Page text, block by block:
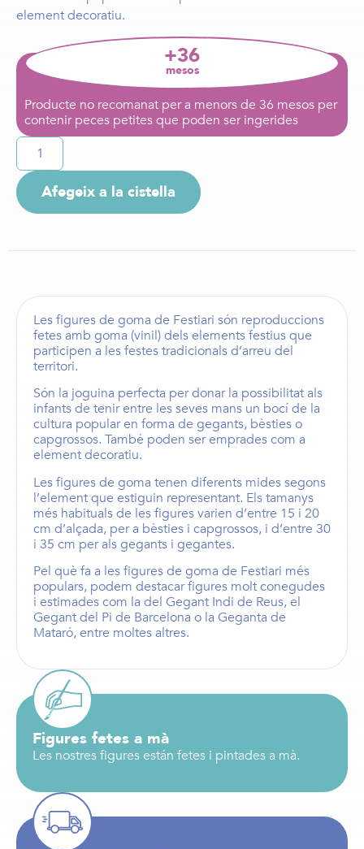
element decoratiu.
+36
mesos
Producte no recomanat per a menors de 36 mesos per
contenir peces petites que poden ser ingerides
Afegeix a la cistella
Lesfigures de goma de Festiari són reproduccions
fetes amb goma (vinil) dels elements festius que
participen a les festes tradicionals d’arreu del
territori.
Són la joguina perfecta per donar la possibilitat als
infants de tenir entre les seves mans un bocí de la
cultura popular en forma de gegants, bèstieso
capgrossos. També poden ser emprades com a
element decoratiu.
Lesfigures de goma tenen diferents mides segons
l’element que estiguin representant. Elstamanys
més habituals de les figuresvarien d’entre 15 i 20
cm d’alçada, per a bèsties i capgrossos, i d’entre 30
i 35 cm per alsgegants i gegantes.
Pel què fa a les figures de goma de Festiari més
populars, podem destacar figures molt conegudes
i estimades com la del Gegant Indi de Reus, el
Gegant del Pi de Barcelona o la Geganta de
Mataró, entre moltes altres.
Figures fetes a mà
Les nostres figures están fetes i pintades a mà.